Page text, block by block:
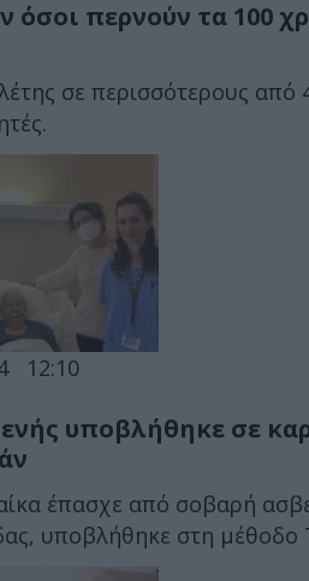
όσοι περνούν τα 100
σε περισσότερους από
12:10
υποβλήθηκε σε
έπασχε από σοβαρή
υποβλήθηκε στη μέθοδο